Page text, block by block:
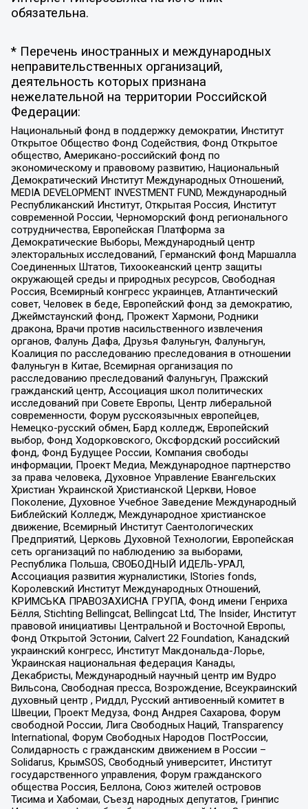
обязательна.
* Перечень иностранных и международных
неправительственных организаций,
деятельность которых признана
нежелательной на территории Российской
Федерации:
Национальный фонд в поддержку демократии, Институт
Открытое Общество Фонд Содействия, Фонд Открытое
общество, Американо-российский фонд по
экономическому и правовому развитию, Национальный
Демократический Институт Международных Отношений,
MEDIA DEVELOPMENT INVESTMENT FUND, Международный
Республиканский Институт, Открытая Россия, Институт
современной России, Черноморский фонд регионального
сотрудничества, Европейская Платформа за
Демократические Выборы, Международный центр
электоральных исследований, Германский фонд Маршалла
Соединенных Штатов, Тихоокеанский центр защиты
окружающей среды и природных ресурсов, Свободная
Россия, Всемирный конгресс украинцев, Атлантический
совет, Человек в беде, Европейский фонд за демократию,
Джеймстаунский фонд, Прожект Хармони, Родники
дракона, Врачи против насильственного извлечения
органов, Фалунь Дафа, Друзья Фалуньгун, Фалуньгун,
Коалиция по расследованию преследования в отношении
Фалуньгун в Китае, Всемирная организация по
расследованию преследований Фалуньгун, Пражский
гражданский центр, Ассоциация школ политических
исследований при Совете Европы, Центр либеральной
современности, Форум русскоязычных европейцев,
Немецко-русский обмен, Бард колледж, Европейский
выбор, Фонд Ходорковского, Оксфордский российский
фонд, Фонд Будущее России, Компания свободы
информации, Проект Медиа, Международное партнерство
за права человека, Духовное Управление Евангельских
Христиан Украинской Христианской Церкви, Новое
Поколение, Духовное Учебное Заведение Международный
Библейский Колледж, Международное христианское
движение, Всемирный Институт Саентологических
Предприятий, Церковь Духовной Технологии, Европейская
сеть организаций по наблюдению за выборами,
Республика Польша, СВОБОДНЫЙ ИДЕЛЬ-УРАЛ,
Ассоциация развития журналистики, IStories fonds,
Королевский Институт Международных Отношений,
КРИМСЬКА ПРАВОЗАХИСНА ГРУПА, Фонд имени Генриха
Бёлля, Stichting Bellingcat, Bellingcat Ltd, The Insider, Институт
правовой инициативы Центральной и Восточной Европы,
Фонд Открытой Эстонии, Calvert 22 Foundation, Канадский
украинский конгресс, Институт Макдональда-Лорье,
Украинская национальная федерация Канады,
Декабристы, Международный научный центр им Вудро
Вильсона, Свободная пресса, Возрождение, Всеукраинский
духовный центр , Риддл, Русский антивоенный комитет в
Швеции, Проект Медуза, Фонд Андрея Сахарова, Форум
свободной России, Лига Свободных Наций, Transparеncy
International, Форум Свободных Народов ПостРоссии,
Солидарность с гражданским движением в России –
Solidarus, КрымSOS, Свободный университет, Институт
государственного управления, Форум гражданского
общества Россия, Беллона, Союз жителей островов
Тисима и Хабомаи, Съезд народных депутатов, Гринпис